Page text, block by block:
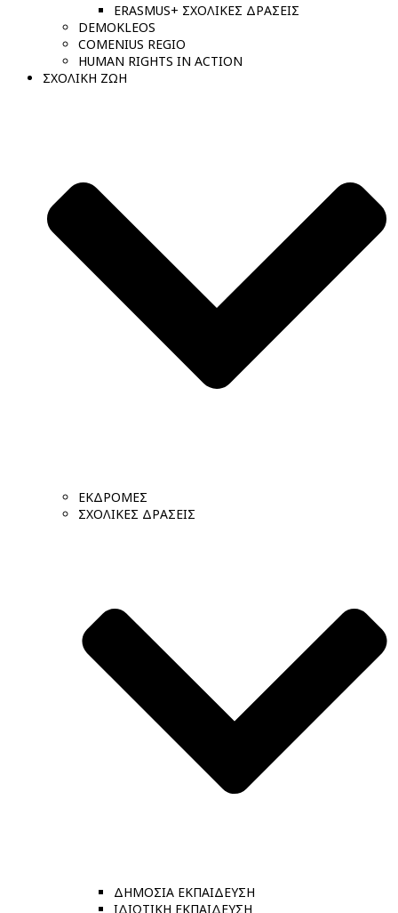
ERASMUS+ ΣΧΟΛΙΚΕΣ ΔΡΑΣΕΙΣ
DEMOKLEOS
COMENIUS REGIO
HUMAN RIGHTS IN ACTION
ΣΧΟΛΙΚΗ ΖΩΗ
ΕΚΔΡΟΜΕΣ
ΣΧΟΛΙΚΕΣ ΔΡΑΣΕΙΣ
ΔΗΜΟΣΙΑ ΕΚΠΑΙΔΕΥΣΗ
ΙΔΙΩΤΙΚΗ ΕΚΠΑΙΔΕΥΣΗ